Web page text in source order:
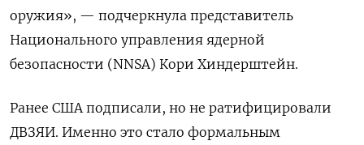
оружия», — подчеркнула представитель
Национального управления ядерной
безопасности (NNSA) Кори Хиндерштейн.
Ранее США подписали, но не ратифицировали
ДВЗЯИ. Именно это стало формальным